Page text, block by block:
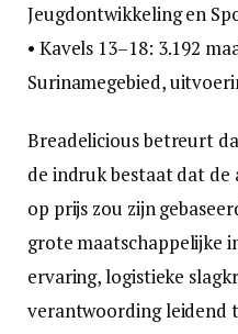
Jeugdontwikkeling en
• Kavels 13–18: 3.192
Surinamegebied,
Breadelicious betreurt
de indruk bestaat dat
op prijs zou zijn
grote maatschappelijke
ervaring, logistieke
verantwoording leidend